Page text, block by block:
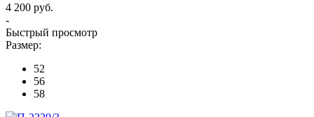
4 200 руб.
-
Быстрый просмотр
Размер:
52
56
58